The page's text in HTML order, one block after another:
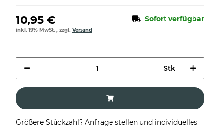
10,95 € Sofort verfügbar
inkl. 19% MwSt. , zzgl. Versand
Stk
Größere Stückzahl? Anfrage stellen und individuelles